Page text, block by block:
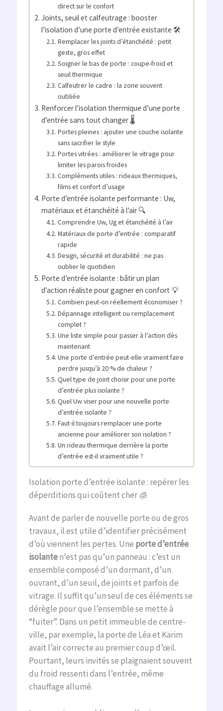
direct sur le confort
Joints, seuil et calfeutrage : booster
l’isolation d’une porte d’entrée existante 🛠️
Remplacer les joints d’étanchéité : petit
geste, gros effet
Soigner le bas de porte : coupe-froid et
seuil thermique
Calfeutrer le cadre : la zone souvent
oubliée
Renforcer l’isolation thermique d’une porte
d’entrée sans tout changer 🌡️
Portes pleines : ajouter une couche isolante
sans sacrifier le style
Portes vitrées : améliorer le vitrage pour
limiter les parois froides
Compléments utiles : rideaux thermiques,
films et confort d’usage
Porte d’entrée isolante performante : Uw,
matériaux et étanchéité à l’air 🔍
Comprendre Uw, Ug et étanchéité à l’air
Matériaux de porte d’entrée : comparatif
rapide
Design, sécurité et durabilité : ne pas
oublier le quotidien
Porte d’entrée isolante : bâtir un plan
d’action réaliste pour gagner en confort 💡
Combien peut-on réellement économiser ?
Dépannage intelligent ou remplacement
complet ?
Une liste simple pour passer à l’action dès
maintenant
Une porte d’entrée peut-elle vraiment faire
perdre jusqu’à 20 % de chaleur ?
Quel type de joint choisir pour une porte
d’entrée plus isolante ?
Quel Uw viser pour une nouvelle porte
d’entrée isolante ?
Faut-il toujours remplacer une porte
ancienne pour améliorer son isolation ?
Un rideau thermique derrière la porte
d’entrée est-il vraiment utile ?
Isolation porte d’entrée isolante : repérer les
déperditions qui coûtent cher 🧊
Avant de parler de nouvelle porte ou de gros
travaux, il est utile d’identifier précisément
d’où viennent les pertes. Une porte d’entrée
isolanten’est pas qu’un panneau : c’est un
ensemble composé d’un dormant, d’un
ouvrant, d’un seuil, de joints et parfois de
vitrage. Il suffit qu’un seul de ces éléments se
dérègle pour que l’ensemble se mette à
“fuiter”. Dans un petit immeuble de centre-
ville, par exemple, la porte de Léa et Karim
avait l’air correcte au premier coup d’œil.
Pourtant, leurs invités se plaignaient souvent
du froid ressenti dans l’entrée, même
chauffage allumé.